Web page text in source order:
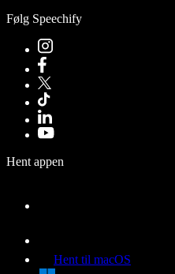
Følg Speechify
Hent appen
Hent til macOS